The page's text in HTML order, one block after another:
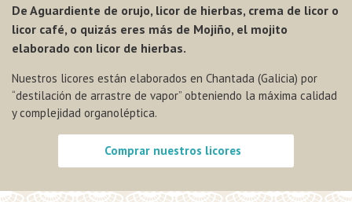
De Aguardiente de orujo, licor de hierbas, crema de licor o
licor café, o quizás eres más de Mojiño, el mojito
elaborado con licor de hierbas.
Nuestros licores están elaborados en Chantada (Galicia) por
“destilación de arrastre de vapor” obteniendo la máxima calidad
y complejidad organoléptica.
Comprar nuestros licores